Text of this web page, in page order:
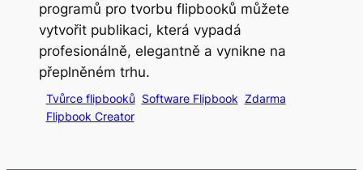
programů pro tvorbu flipbooků můžete
vytvořit publikaci, která vypadá
profesionálně, elegantně a vynikne na
přeplněném trhu.
Tvůrce flipbooků Software Flipbook Zdarma
Flipbook Creator